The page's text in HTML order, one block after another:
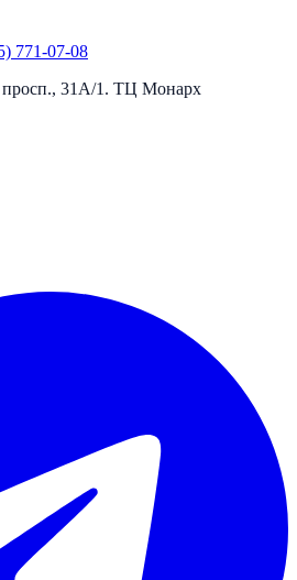
771-07-08
31А/1. ТЦ Монарх